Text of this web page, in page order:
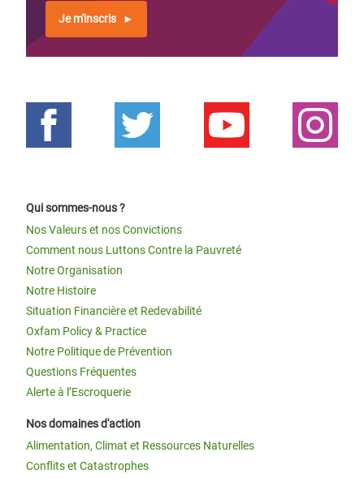
Je m'inscris
Qui sommes-nous ?
Nos Valeurs et nos Convictions
Comment nous Luttons Contre la Pauvreté
Notre Organisation
Notre Histoire
Situation Financière et Redevabilité
Oxfam Policy & Practice
Notre Politique de Prévention
Questions Fréquentes
Alerte à l’Escroquerie
Nos domaines d'action
Alimentation, Climat et Ressources Naturelles
Conflits et Catastrophes